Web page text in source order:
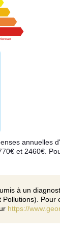
annuelles
et 2460€.
à un
Pollutions). Pour
https://